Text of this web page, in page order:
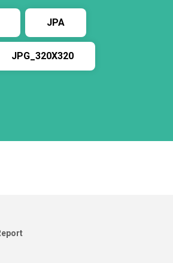
JPA
JPG_320X320